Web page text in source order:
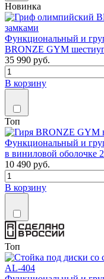
Новинка
Функциональный и
BRONZE GYM
35 990 руб.
В корзину
Топ
Функциональный и
в виниловой оболочке
10 490 руб.
В корзину
Топ